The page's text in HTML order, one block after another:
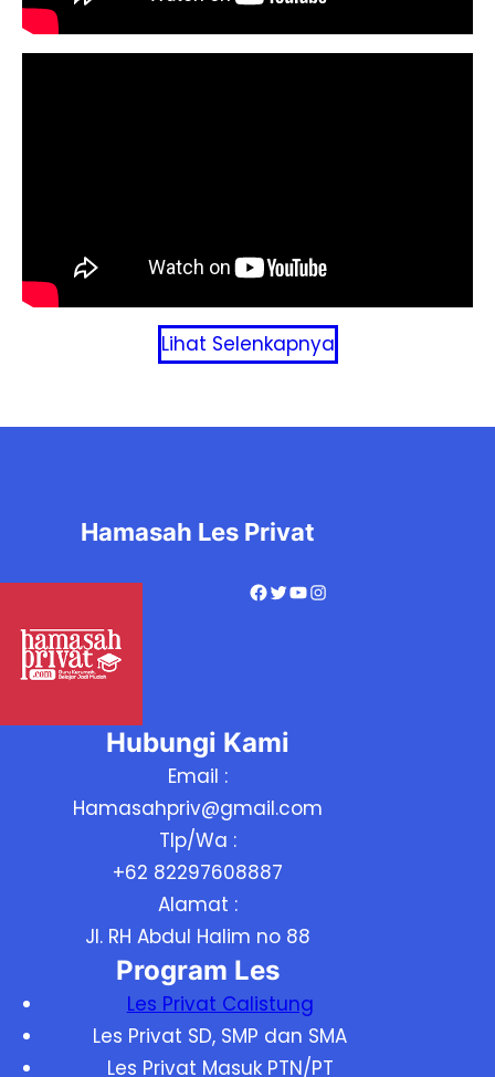
Lihat Selenkapnya
Hamasah Les Privat
Facebook Twitter YouTube Instagram
Hubungi Kami
Email :
Hamasahpriv@gmail.com
Tlp/Wa :
+62 82297608887
Alamat :
Jl. RH Abdul Halim no 88
Program Les
Les Privat Calistung
Les Privat SD, SMP dan SMA
Les Privat Masuk PTN/PT